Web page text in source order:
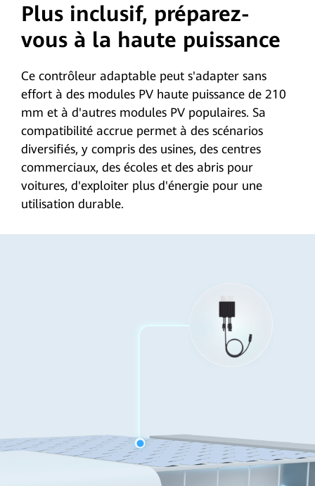
Plus inclusif, préparez-
vous à la haute puissance
Ce contrôleur adaptable peut s'adapter sans
effort à des modules PV haute puissance de 210
mm et à d'autres modules PV populaires. Sa
compatibilité accrue permet à des scénarios
diversifiés, y compris des usines, des centres
commerciaux, des écoles et des abris pour
voitures, d'exploiter plus d'énergie pour une
utilisation durable.